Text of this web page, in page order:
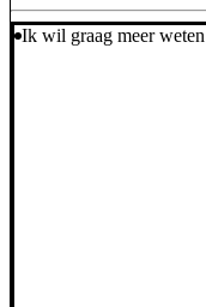
Ik wil graag meer weten